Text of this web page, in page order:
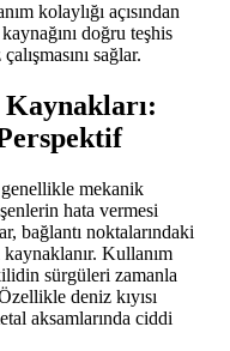
kolaylığı açısından
doğru teşhis
sağlar.
mekanik
hata vermesi
bağlantı noktalarındaki
Kullanım
sürgüleri zamanla
deniz kıyısı
aksamlarında ciddi